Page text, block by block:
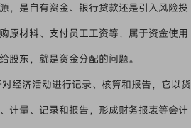
，是自有资金、银行贷款还是引入风险投
原材料、支付员工工资等，属于资金使用
股东，就是资金分配的问题。
经济活动进行记录、核算和报告，它以货
计量、记录和报告，形成财务报表等会计